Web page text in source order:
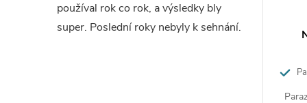
používal rok co rok, a výsledky bly
super. Poslední roky nebyly k sehnání.
Objem:
Nemaplus antfree - parazitické